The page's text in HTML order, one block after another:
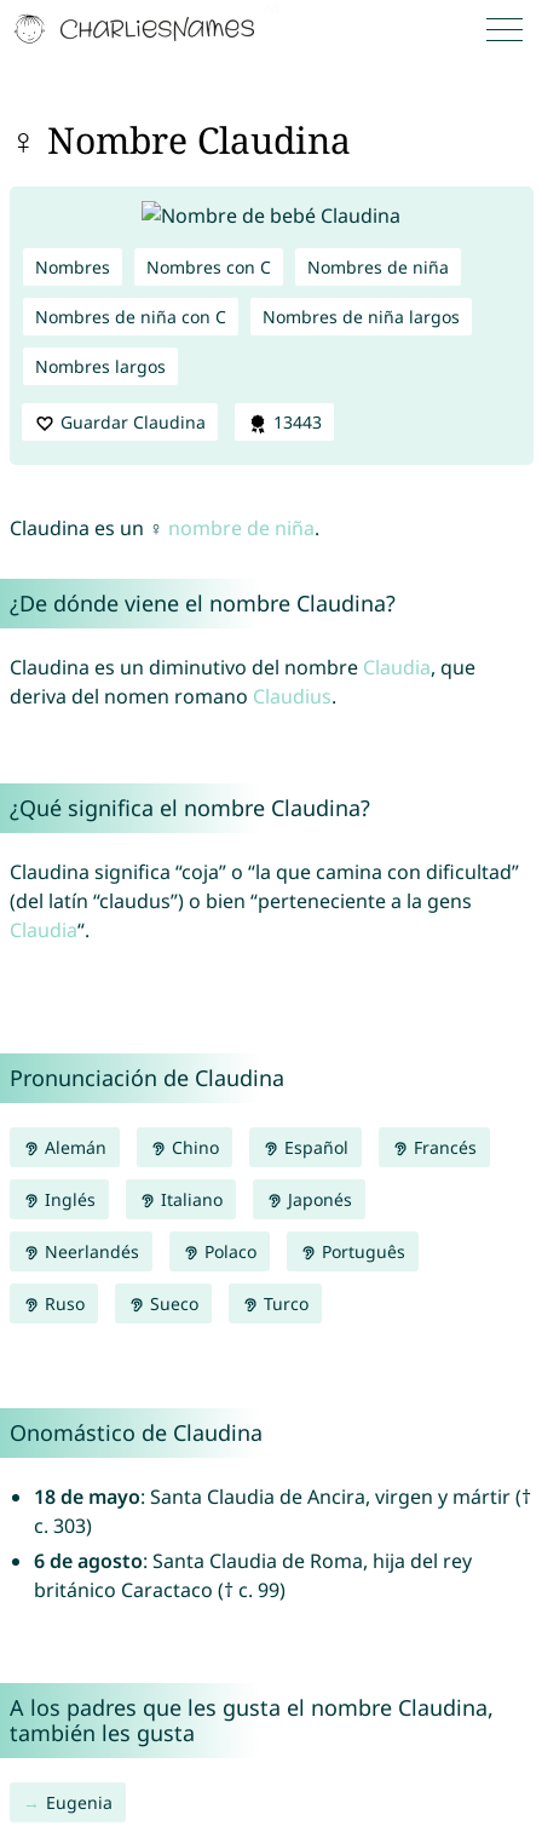
♀ Nombre Claudina
Nombres Nombres con C Nombres de niña
Nombres de niña con C Nombres de niña largos
Nombres largos
Guardar Claudina 13443
Claudina es un ♀ nombre de niña.
¿De dónde viene el nombre Claudina?
Claudina es un diminutivo del nombre Claudia, que
deriva del nomen romano Claudius.
¿Qué significa el nombre Claudina?
Claudina significa “coja” o “la que camina con dificultad”
(del latín “claudus”) o bien “perteneciente a la gens
Claudia“.
Pronunciación de Claudina
Alemán Chino Español Francés
Inglés Italiano Japonés
Neerlandés Polaco Português
Ruso Sueco Turco
Onomástico de Claudina
18 de mayo: Santa Claudia de Ancira, virgen y mártir (†
c. 303)
6 de agosto: Santa Claudia de Roma, hija del rey
británico Caractaco († c. 99)
A los padres que les gusta el nombre Claudina,
también les gusta
Eugenia